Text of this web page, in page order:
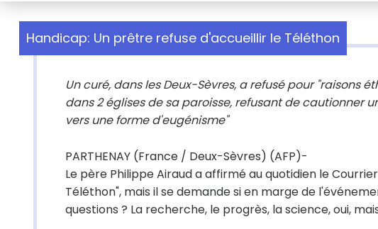
Handicap: Un prêtre refuse d'accueillir le Téléthon
Un curé, dans les Deux-Sèvres, a refusé pour "raisons
dans 2 églises de sa paroisse, refusant de cautionner
vers une forme d'eugénisme"
PARTHENAY (France / Deux-Sèvres) (AFP)-
Le père Philippe Airaud a affirmé au quotidien le
Téléthon", mais il se demande si en marge de
questions ? La recherche, le progrès, la science, oui,